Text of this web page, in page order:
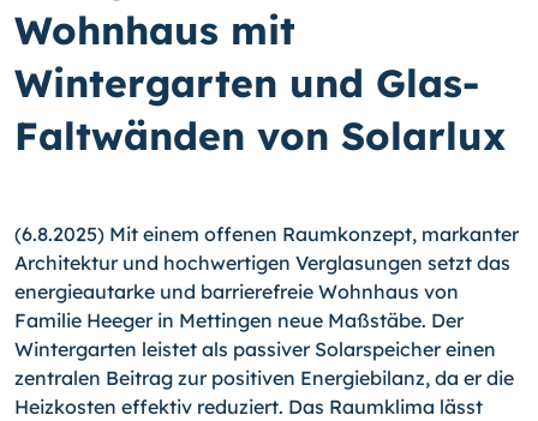
Wohnhaus mit
Wintergarten und Glas-
Faltwänden von Solarlux
(6.8.2025) Mit einem offenen Raumkonzept, markanter
Architektur und hochwertigen Verglasungen setzt das
energieautarke und barrierefreie Wohnhaus von
Familie Heeger in Mettingen neue Maßstäbe. Der
Wintergarten leistet als passiver Solarspeicher einen
zentralen Beitrag zur positiven Energiebilanz, da er die
Heizkosten effektiv reduziert. Das Raumklima lässt